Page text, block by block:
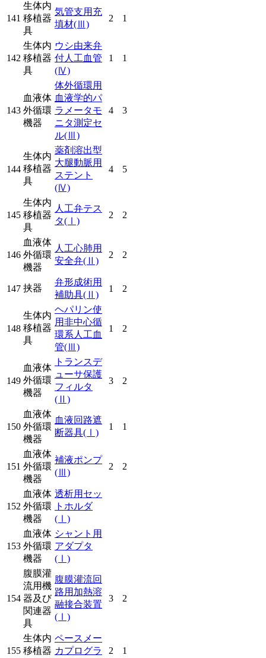
141
生体内
移植器
具
気管支用充
填材(Ⅲ)
2 1
142
生体内
移植器
具
ウシ由来弁
付人工血管
(Ⅳ)
1 1
143
血液体
外循環
機器
体外循環用
血液学的パ
ラメータモ
ニタ測定セ
ル(Ⅲ)
4 3
144
生体内
移植器
具
薬剤溶出型
大腿動脈用
ステント
(Ⅳ)
4 5
145
生体内
移植器
具
人工弁テス
タ(Ⅰ)
2 2
146
血液体
外循環
機器
人工心肺用
安全弁(Ⅱ)
2 2
147 挟器
弁形成術用
補助具(Ⅱ)
1 2
148
生体内
移植器
具
ヘパリン使
用非中心循
環系人工血
管(Ⅲ)
1 2
149
血液体
外循環
機器
トランスデ
ューサ保護
フィルタ
(Ⅱ)
3 2
150
血液体
外循環
機器
血液回路遮
断器具(Ⅰ)
1 1
151
血液体
外循環
機器
補液ポンプ
(Ⅲ)
2 2
152
血液体
外循環
機器
透析用セッ
トホルダ
(Ⅰ)
153
血液体
外循環
機器
シャント用
アダプタ
(Ⅰ)
154
腹膜灌
流用機
器及び
関連器
具
腹膜灌流回
路用加熱溶
融接合装置
(Ⅰ)
3 2
155
生体内
移植器
ペースメー
カプログラ
2 1